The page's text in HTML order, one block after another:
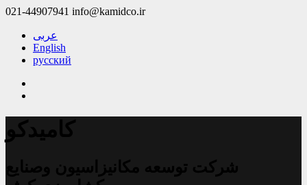
021-44907941 info@kamidco.ir
عربی
English
русский